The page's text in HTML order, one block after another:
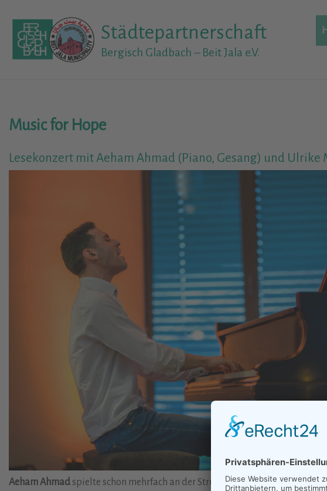
content
Städtepartnerschaft
Bergisch Gladbach – Beit Jala e.V.
Music for Hope
Lesekonzert mit Aeham Ahmad (Piano, Gesang) und
Aeham Ahmad spielte schon mehrfach an der Strunde: erst im vergangenen